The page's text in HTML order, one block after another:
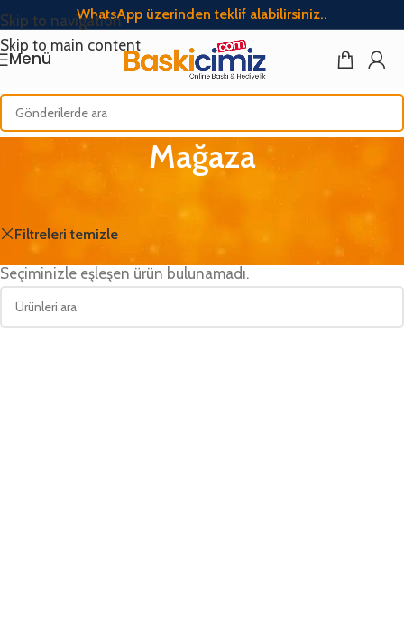
Skip to navigation
Skip to main content
WhatsApp üzerinden teklif alabilirsiniz..
Menü
Mağaza
Filtreleri temizle
Seçiminizle eşleşen ürün bulunamadı.